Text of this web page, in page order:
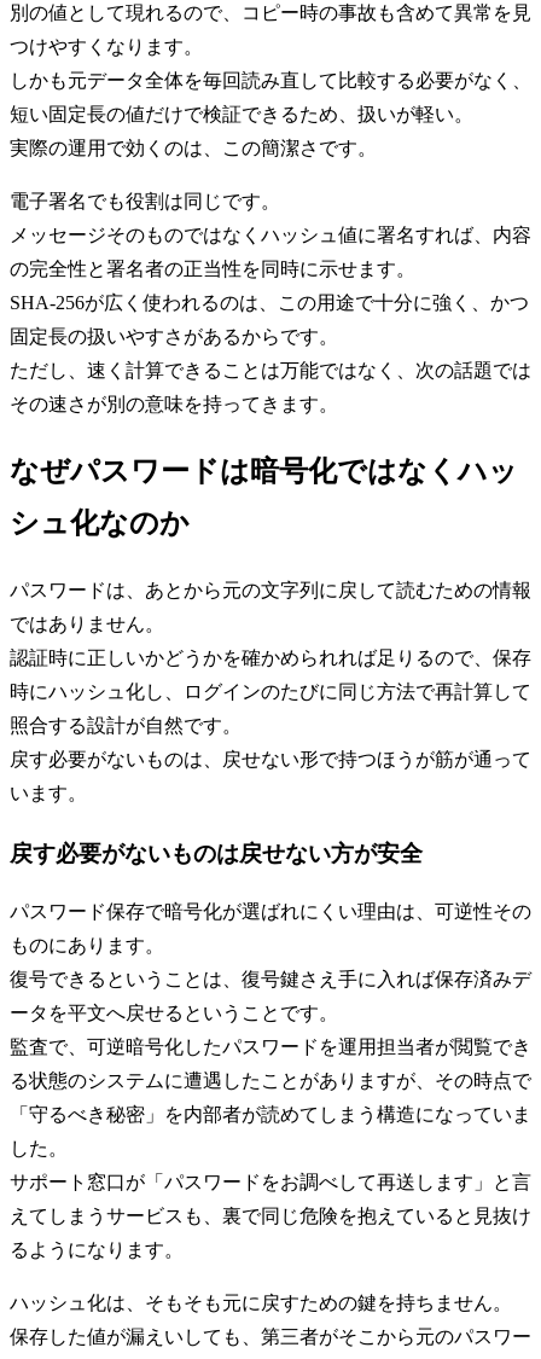
別の値として現れるので、コピー時の事故も含めて異常を見
つけやすくなります。
しかも元データ全体を毎回読み直して比較する必要がなく、
短い固定長の値だけで検証できるため、扱いが軽い。
実際の運用で効くのは、この簡潔さです。
電子署名でも役割は同じです。
メッセージそのものではなくハッシュ値に署名すれば、内容
の完全性と署名者の正当性を同時に示せます。
SHA-256が広く使われるのは、この用途で十分に強く、かつ
固定長の扱いやすさがあるからです。
ただし、速く計算できることは万能ではなく、次の話題では
その速さが別の意味を持ってきます。
なぜパスワードは暗号化ではなくハッ
シュ化なのか
パスワードは、あとから元の文字列に戻して読むための情報
ではありません。
認証時に正しいかどうかを確かめられれば足りるので、保存
時にハッシュ化し、ログインのたびに同じ方法で再計算して
照合する設計が自然です。
戻す必要がないものは、戻せない形で持つほうが筋が通って
います。
戻す必要がないものは戻せない方が安全
パスワード保存で暗号化が選ばれにくい理由は、可逆性その
ものにあります。
復号できるということは、復号鍵さえ手に入れば保存済みデ
ータを平文へ戻せるということです。
監査で、可逆暗号化したパスワードを運用担当者が閲覧でき
る状態のシステムに遭遇したことがありますが、その時点で
「守るべき秘密」を内部者が読めてしまう構造になっていま
した。
サポート窓口が「パスワードをお調べして再送します」と言
えてしまうサービスも、裏で同じ危険を抱えていると見抜け
るようになります。
ハッシュ化は、そもそも元に戻すための鍵を持ちません。
保存した値が漏えいしても、第三者がそこから元のパスワー